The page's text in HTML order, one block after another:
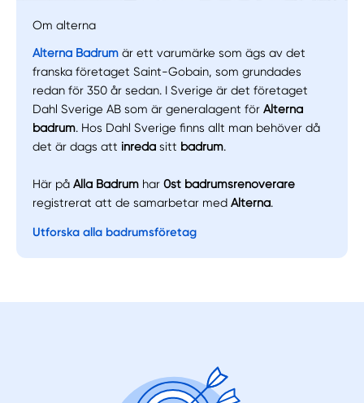
Om alterna
Alterna Badrum är ett varumärke som ägs av det
franska företaget Saint-Gobain, som grundades
redan för 350 år sedan. I Sverige är det företaget
Dahl Sverige AB som är generalagent förAlterna
badrum. Hos Dahl Sverige finns allt man behöver då
det är dags att inredasitt badrum.
Här påAlla Badrum har0st badrumsrenoverare
registrerat att de samarbetar medAlterna.
Utforska alla badrumsföretag